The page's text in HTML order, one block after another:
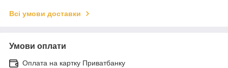
Всі умови доставки
Умови оплати
Оплата на картку Приватбанку